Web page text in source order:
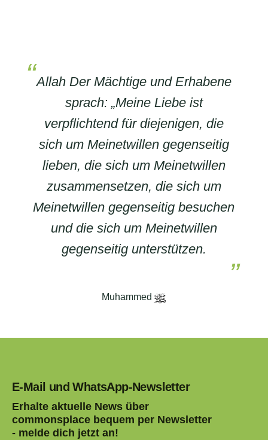
Allah Der Mächtige und Erhabene
sprach: „Meine Liebe ist
verpflichtend für diejenigen, die
sich um Meinetwillen gegenseitig
lieben, die sich um Meinetwillen
zusammensetzen, die sich um
Meinetwillen gegenseitig besuchen
und die sich um Meinetwillen
gegenseitig unterstützen.
Muhammed
E-Mail und WhatsApp-Newsletter
Erhalte aktuelle News über
commonsplace bequem per Newsletter
- melde dich jetzt an!